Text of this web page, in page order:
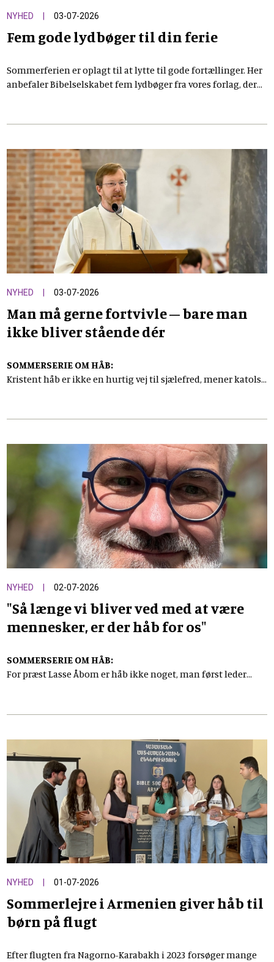
NYHED 03-07-2026
Fem gode lydbøger til din ferie
Sommerferien er oplagt til at lytte til gode fortællinger. Her
anbefaler Bibelselskabet fem lydbøger fra vores forlag, der
lytter til lydbøger
NYHED 03-07-2026
Man må gerne fortvivle – bare man
ikke bliver stående dér
SOMMERSERIE OM HÅB:
Kristent håb er ikke en hurtig vej til sjælefred, mener katolsk
man faktisk kan nå
NYHED 02-07-2026
"Så længe vi bliver ved med at være
mennesker, er der håb for os"
SOMMERSERIE OM HÅB:
For præst Lasse Åbom er håb ikke noget, man først leder
igennem hårdheden.
NYHED 01-07-2026
Sommerlejre i Armenien giver håb til
børn på flugt
Efter flugten fra Nagorno-Karabakh i 2023 forsøger mange